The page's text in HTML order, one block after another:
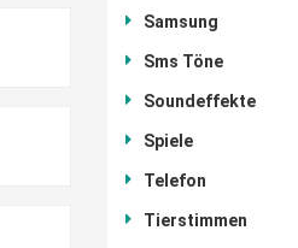
Samsung
Sms Töne
Soundeffekte
Spiele
Telefon
Tierstimmen